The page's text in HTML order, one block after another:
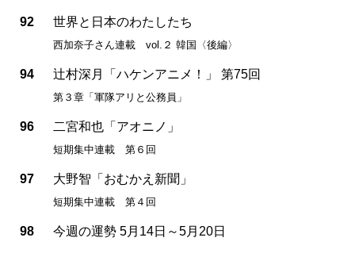
92 世界と日本のわたしたち
西加奈子さん連載 vol.２ 韓国〈後編〉
94 辻村深月「ハケンアニメ！」 第75回
第３章「軍隊アリと公務員」
96 二宮和也「アオニノ」
短期集中連載 第６回
97 大野智「おむかえ新聞」
短期集中連載 第４回
98 今週の運勢 5月14日～5月20日